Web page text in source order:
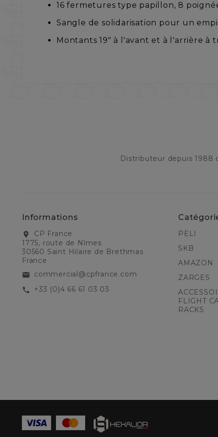
16 fermetures type papillon, 8
Sangle de solidarisation pour un
Montants 19" à l'avant et à l'arrière à
Distributeur depuis 1988
Informations
location_on
CP France
1775, route de Nîmes
30560 Saint Hilaire de Brethmas
France
email commercial@cpfrance.com
call +33 (0)4 66 61 03 03
PELI
SKB
AMAZON
ZARGES
FLIGHT
RACKS